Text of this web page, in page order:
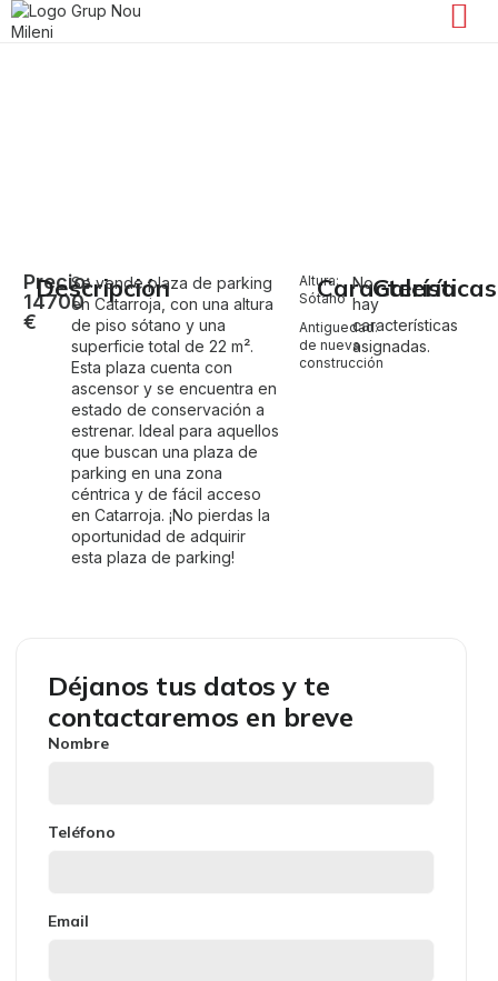
Déjanos tus datos y te
contactaremos en breve
Nombre
Teléfono
Email
Precio:
14700
€
Descripción
Se vende plaza de parking
en Catarroja, con una altura
de piso sótano y una
superficie total de 22 m².
Esta plaza cuenta con
ascensor y se encuentra en
estado de conservación a
estrenar. Ideal para aquellos
que buscan una plaza de
parking en una zona
céntrica y de fácil acceso
en Catarroja. ¡No pierdas la
oportunidad de adquirir
esta plaza de parking!
Altura:
Sótano
Antiguedad:
de nueva
construcción
Características
No
hay
características
asignadas.
Galería